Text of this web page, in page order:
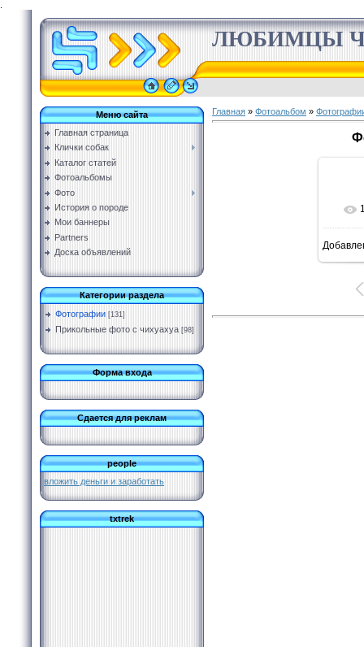
ЛЮБИМЦЫ
Меню сайта
Главная страница
Клички собак
Каталог статей
Фотоальбомы
Фото
История о породе
Мои баннеры
Partners
Доска объявлений
Категории раздела
Фотографии [131]
Прикольные фото с чихуахуа [98]
Форма входа
Сдается для реклам
people
вложить деньги и заработать
txtrek
Главная » Фотоальбом »